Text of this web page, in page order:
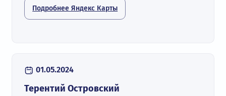
Подробнее Яндекс Карты
01.05.2024
Терентий Островский